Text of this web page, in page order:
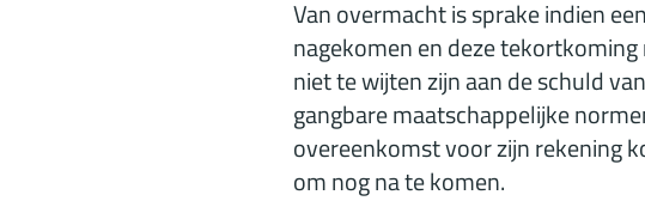
Van overmacht is sprake indien
nagekomen en deze
niet te wijten zijn aan de schuld
gangbare maatschappelijke
overeenkomst voor zijn rekening
om nog na te komen.